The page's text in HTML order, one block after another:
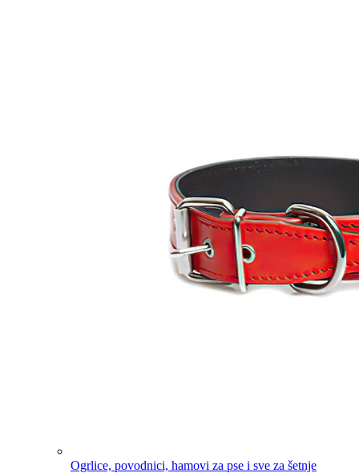
Ogrlice, povodnici, hamovi za pse i sve za šetnje